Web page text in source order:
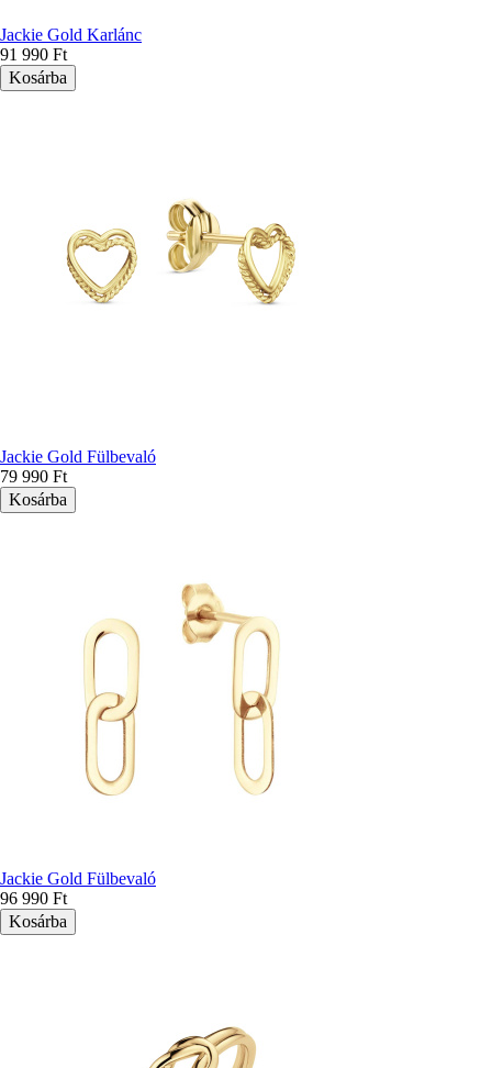
Jackie Gold Karlánc
91 990 Ft
Jackie Gold Fülbevaló
79 990 Ft
Jackie Gold Fülbevaló
96 990 Ft